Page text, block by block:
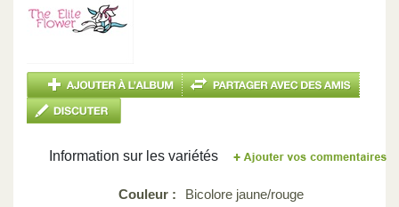
Information sur les variétés
Couleur :
Bicolore jaune/rouge